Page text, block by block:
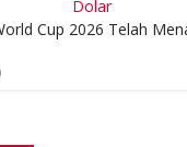
Cup 2026 Telah